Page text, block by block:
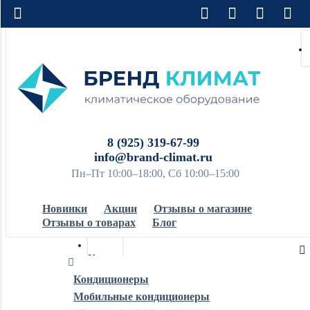
8 (925) 319-67-99
info@brand-climat.ru
Пн–Пт 10:00–18:00, Сб 10:00–15:00
Новинки Акции
Отзывы о магазине
Отзывы о товарах
Блог
Кондиционеры
Обогреватели
Кондиционеры
Мобильные кондиционеры